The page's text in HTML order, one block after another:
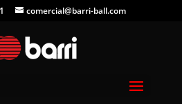
comercial@barri-ball.com